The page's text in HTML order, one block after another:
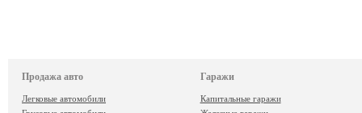
Продажа авто
Легковые автомобили
Гаражи
Капитальные гаражи